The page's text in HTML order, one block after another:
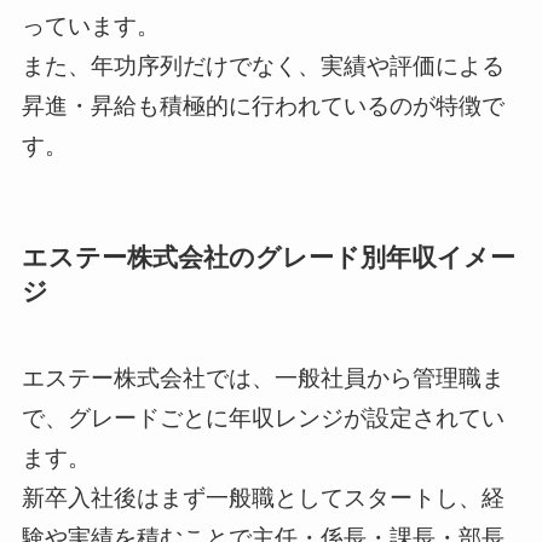
っています。
また、年功序列だけでなく、実績や評価による
昇進・昇給も積極的に行われているのが特徴で
す。
エステー株式会社のグレード別年収イメー
ジ
エステー株式会社では、一般社員から管理職ま
で、グレードごとに年収レンジが設定されてい
ます。
新卒入社後はまず一般職としてスタートし、経